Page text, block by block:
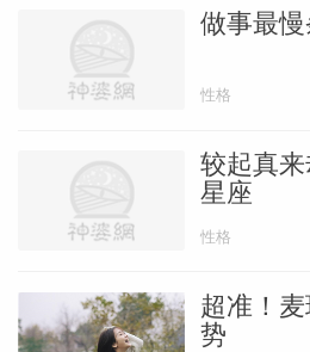
做事最
性格
较起真
星座
性格
超准！
势